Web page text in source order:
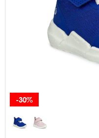
-30%